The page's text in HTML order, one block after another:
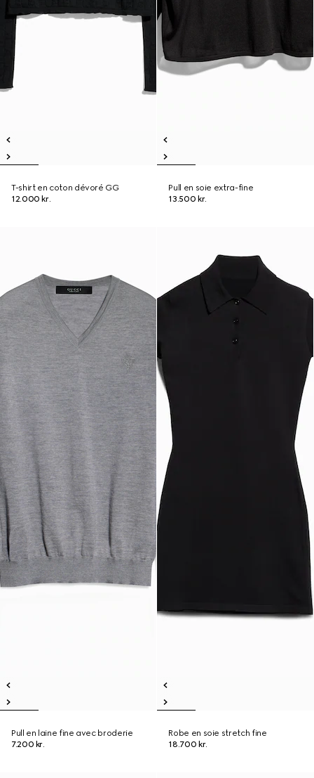
T-shirt en coton dévoré GG
12.000 kr.
Pull en soie extra-fine
13.500 kr.
Pull en laine fine avec broderie
7.200 kr.
Robe en soie stretch fine
18.700 kr.